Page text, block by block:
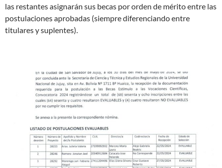
las restantes asignarán sus becas por orden de mérito entre las
postulaciones aprobadas (siempre diferenciando entre
titulares y suplentes).